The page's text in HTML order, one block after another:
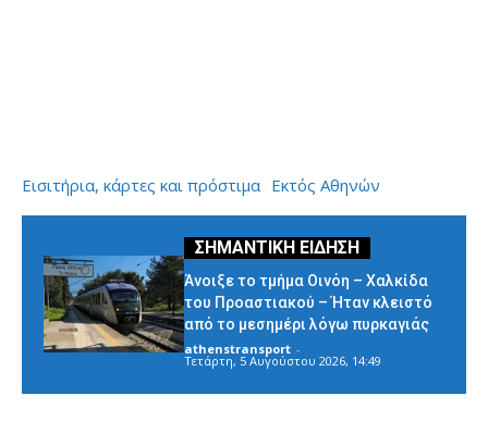
Εισιτήρια, κάρτες και πρόστιμα Εκτός Αθηνών
Άνοιξε το τμήμα Οινόη – Χαλκίδα
του Προαστιακού – Ήταν κλειστό
από το μεσημέρι λόγω πυρκαγιάς
athenstransport -
Τετάρτη, 5 Αυγούστου 2026, 14:49